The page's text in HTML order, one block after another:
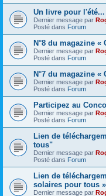
Un livre pour l'été...
Dernier message par
Posté dans Forum
N°8 du magazine
Dernier message par
Posté dans Forum
N°7 du magazine
Dernier message par
Posté dans Forum
Participez au
Dernier message par
Posté dans Forum
Lien de
tous"
Dernier message par
Posté dans Forum
Lien de
solaires pour tous »
Dernier message par